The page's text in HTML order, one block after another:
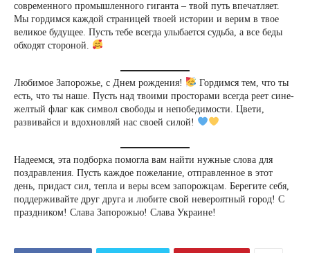
современного промышленного гиганта – твой путь впечатляет.
Мы гордимся каждой страницей твоей истории и верим в твое
великое будущее. Пусть тебе всегда улыбается судьба, а все беды
обходят стороной.
Любимое Запорожье, с Днем рождения!
Гордимся тем, что ты
есть, что ты наше. Пусть над твоими просторами всегда реет сине-
желтый флаг как символ свободы и непобедимости. Цвети,
развивайся и вдохновляй нас своей силой!
Надеемся, эта подборка помогла вам найти нужные слова для
поздравления. Пусть каждое пожелание, отправленное в этот
день, придаст сил, тепла и веры всем запорожцам. Берегите себя,
поддерживайте друг друга и любите свой невероятный город! С
праздником! Слава Запорожью! Слава Украине!